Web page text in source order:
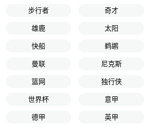
步行者 奇才
雄鹿 太阳
快船 鹈鹕
曼联 尼克斯
篮网 独行侠
世界杯 意甲
德甲 英甲